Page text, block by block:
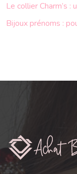
Le collier Charm’s
Bijoux prénoms :